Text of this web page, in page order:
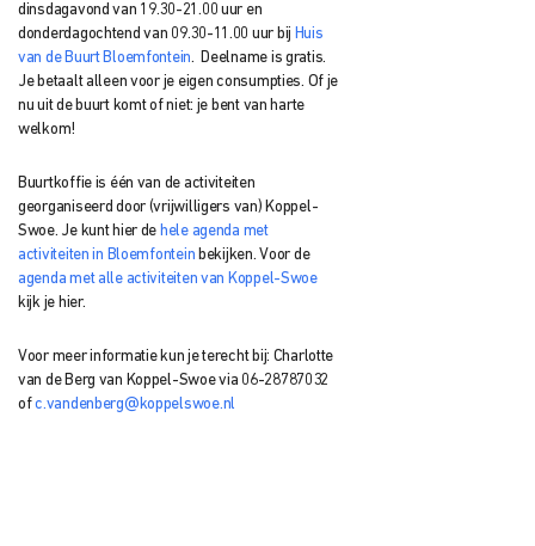
dinsdagavond van 19.30-21.00 uur en
donderdagochtend van 09.30-11.00 uur bij Huis
van de Buurt Bloemfontein . Deelname is gratis.
Je betaalt alleen voor je eigen consumpties. Of je
nu uit de buurt komt of niet: je bent van harte
welkom!
Buurtkoffie is één van de activiteiten
georganiseerd door (vrijwilligers van) Koppel-
Swoe. Je kunt hier de hele agenda met
activiteiten in Bloemfontein bekijken. Voor de
agenda met alle activiteiten van Koppel-Swoe
kijk je hier.
Voor meer informatie kun je terecht bij: Charlotte
van de Berg van Koppel-Swoe via 06-28787032
ofc.vandenberg@koppelswoe.nl